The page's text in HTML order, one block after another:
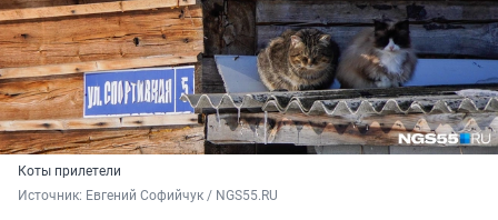
Коты прилетели
Источник: Евгений Софийчук / NGS55.RU